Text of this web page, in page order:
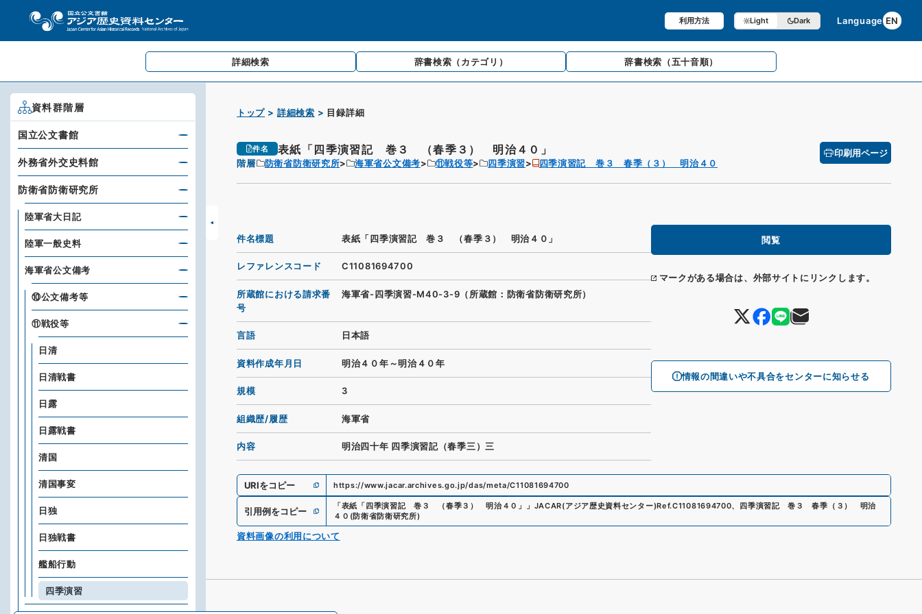
利用方法 Light Dark Language EN
詳細検索 辞書検索 （カテゴリ） 辞書検索 （五十音順）
トップ 詳細検索 目録詳細
件名 表紙「四季演習記 巻３ （春季３） 明治４０」
階層 防衛省防衛研究所 海軍省公文備考 ⑪戦役等 四季演習 四季演習記 巻３ 春季（３） 明治４０
印刷用ページ
閲覧
マークがある場合は、外部サイトにリンクします。
情報の間違いや不具合をセンターに知らせる
件名標題 表紙「四季演習記 巻３ （春季３） 明治４０」
レファレンスコード C11081694700
所蔵館における請求番
号
海軍省-四季演習-M40-3-9（所蔵館：防衛省防衛研究所）
言語 日本語
資料作成年月日 明治４０年～明治４０年
規模 3
組織歴/履歴 海軍省
内容 明治四十年 四季演習記（春季三）三
URIをコピー https://www.jacar.archives.go.jp/das/meta/C11081694700
引用例をコピー 「表紙「四季演習記 巻３ （春季３） 明治４０」 」 JACAR(アジア歴史資料センター)Ref.C11081694700、 四季演習記 巻３ 春季（３） 明治
４０ (防衛省防衛研究所)
資料画像の利用について
資料群階層
国立公文書館
外務省外交史料館
防衛省防衛研究所
陸軍省大日記
陸軍一般史料
海軍省公文備考
⑩公文備考等
⑪戦役等
日清
日清戦書
日露
日露戦書
清国
清国事変
日独
日独戦書
艦船行動
四季演習